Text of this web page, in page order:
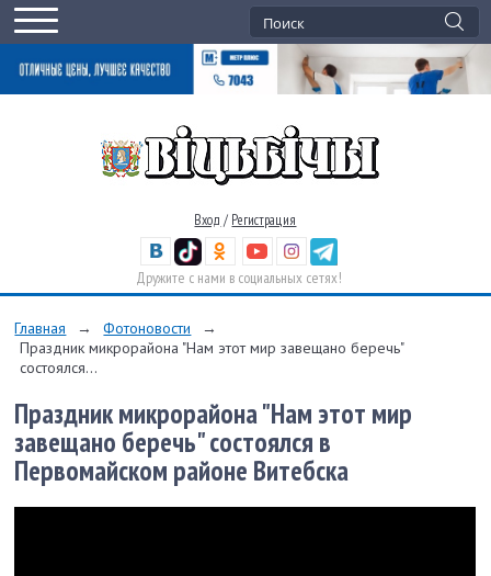
Вход / Регистрация
Дружите с нами в социальных сетях!
Главная → Фотоновости
→
Праздник микрорайона "Нам этот мир завещано беречь"
состоялся...
Праздник микрорайона "Нам этот мир
завещано беречь" состоялся в
Первомайском районе Витебска